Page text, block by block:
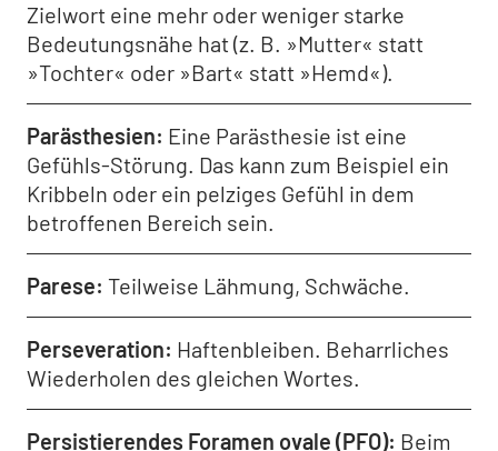
Zielwort eine mehr oder weniger starke
Bedeutungsnähe hat (z. B. »Mutter« statt
»Tochter« oder »Bart« statt »Hemd«).
Parästhesien Eine Parästhesie ist eine
Gefühls-Störung. Das kann zum Beispiel ein
Kribbeln oder ein pelziges Gefühl in dem
betroffenen Bereich sein.
Parese Teilweise Lähmung, Schwäche.
Perseveration Haftenbleiben. Beharrliches
Wiederholen des gleichen Wortes.
Persistierendes Foramen ovale (PFO) Beim